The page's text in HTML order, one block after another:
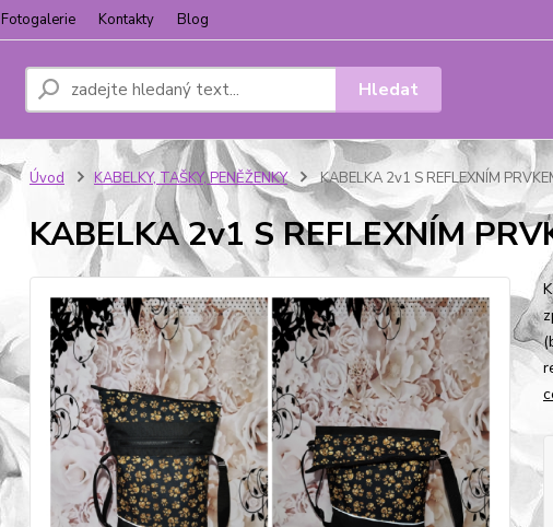
Fotogalerie Kontakty Blog
Hledat
Úvod KABELKY, TAŠKY, PENĚŽENKY KABELKA 2v1 S REFLEXNÍM
KABELKA 2v1 S REFLEXNÍM